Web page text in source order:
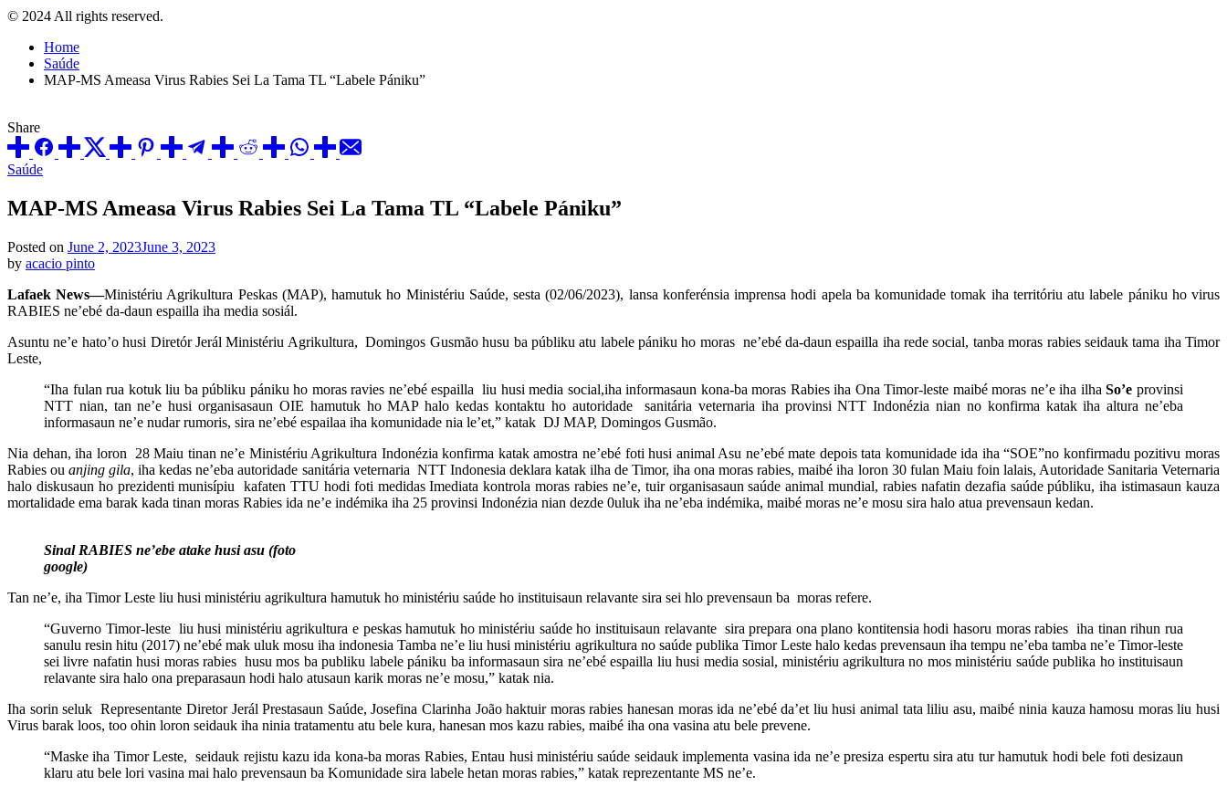
© 2024 All rights reserved.
Home
Saúde
MAP-MS Ameasa Virus Rabies Sei La Tama TL “Labele Pániku”
Share
Posted
Saúde
MAP-MS Ameasa Virus Rabies Sei La Tama TL “Labele Pániku”
Posted on June 2, 2023June 3, 2023
by acacio pinto
Lafaek News—Ministériu Agrikultura Peskas (MAP), hamutuk ho Ministériu Saúde, sesta (02/06/2023), lansa konferénsia imprensa hodi apela ba komunidade tomak iha territóriu atu labele pániku ho virus
RABIES ne’ebé da-daun espailla iha media sosiál.
Asuntu ne’e hato’o husi Diretór Jerál Ministériu Agrikultura, Domingos Gusmão husu ba públiku atu labele pániku ho moras ne’ebé da-daun espailla iha rede social, tanba moras rabies seidauk tama iha Timor
Leste,
“Iha fulan rua kotuk liu ba públiku pániku ho moras ravies ne’ebé espailla liu husi media social,iha informasaun kona-ba moras Rabies iha Ona Timor-leste maibé moras ne’e iha ilhaSo’eprovinsi
NTT nian, tan ne’e husi organisasaun OIE hamutuk ho MAP halo kedas kontaktu ho autoridade sanitária veternaria iha provinsi NTT Indonézia nian no konfirma katak iha altura ne’eba
informasaun ne’e nudar rumoris, sira ne’ebé espailaa iha komunidade nia le’et,” katak DJ MAP, Domingos Gusmão.
Nia dehan, iha loron 28 Maiu tinan ne’e Ministériu Agrikultura Indonézia konfirma katak amostra ne’ebé foti husi animal Asu ne’ebé mate depois tata komunidade ida iha “SOE”no konfirmadu pozitivu moras
Rabies ouanjing gila, iha kedas ne’eba autoridade sanitária veternaria NTT Indonesia deklara katak ilha de Timor, iha ona moras rabies, maibé iha loron 30 fulan Maiu foin lalais, Autoridade Sanitaria Veternaria
halo diskusaun ho prezidenti munisípiu kafaten TTU hodi foti medidas Imediata kontrola moras rabies ne’e, tuir organisasaun saúde animal mundial, rabies nafatin dezafia saúde públiku, iha istimasaun kauza
mortalidade ema barak kada tinan moras Rabies ida ne’e indémika iha 25 provinsi Indonézia nian dezde 0uluk iha ne’eba indémika, maibé moras ne’e mosu sira halo atua prevensaun kedan.
Sinal RABIES ne’ebe atake husi asu (foto
google)
Tan ne’e, iha Timor Leste liu husi ministériu agrikultura hamutuk ho ministériu saúde ho instituisaun relavante sira sei hlo prevensaun ba moras refere.
“Guverno Timor-leste liu husi ministériu agrikultura e peskas hamutuk ho ministériu saúde ho instituisaun relavante sira prepara ona plano kontitensia hodi hasoru moras rabies iha tinan rihun rua
sanulu resin hitu (2017) ne’ebé mak uluk mosu iha indonesia Tamba ne’e liu husi ministériu agrikultura no saúde publika Timor Leste halo kedas prevensaun iha tempu ne’eba tamba ne’e Timor-leste
sei livre nafatin husi moras rabies husu mos ba publiku labele pániku ba informasaun sira ne’ebé espailla liu husi media sosial, ministériu agrikultura no mos ministériu saúde publika ho instituisaun
relavante sira halo ona preparasaun hodi halo atusaun karik moras ne’e mosu,” katak nia.
Iha sorin seluk Representante Diretor Jerál Prestasaun Saúde, Josefina Clarinha João haktuir moras rabies hanesan moras ida ne’ebé da’et liu husi animal tata liliu asu, maibé ninia kauza hamosu moras liu husi
Virus barak loos, too ohin loron seidauk iha ninia tratamentu atu bele kura, hanesan mos kazu rabies, maibé iha ona vasina atu bele prevene.
“Maske iha Timor Leste, seidauk rejistu kazu ida kona-ba moras Rabies, Entau husi ministériu saúde seidauk implementa vasina ida ne’e presiza espertu sira atu tur hamutuk hodi bele foti desizaun
klaru atu bele lori vasina mai halo prevensaun ba Komunidade sira labele hetan moras rabies,” katak reprezentante MS ne’e.